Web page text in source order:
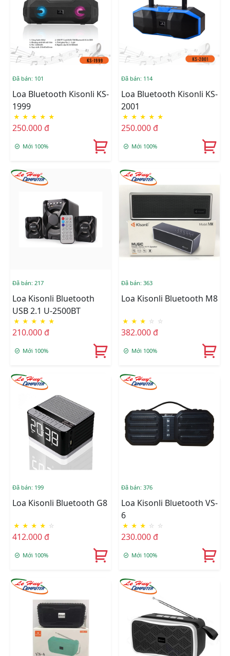
Đã bán: 101
Loa Bluetooth Kisonli KS-
1999
★ ★ ★ ★ ★
250.000 đ
Mới 100%
Đã bán: 114
Loa Bluetooth Kisonli KS-
2001
★ ★ ★ ★ ★
250.000 đ
Mới 100%
Đã bán: 217
Loa Kisonli Bluetooth
USB 2.1 U-2500BT
★ ★ ★ ★ ★
210.000 đ
Mới 100%
Đã bán: 363
Loa Kisonli Bluetooth M8
★ ★ ★ ☆ ☆
382.000 đ
Mới 100%
Đã bán: 199
Loa Kisonli Bluetooth G8
★ ★ ★ ★ ☆
412.000 đ
Mới 100%
Đã bán: 376
Loa Kisonli Bluetooth VS-
6
★ ★ ★ ☆ ☆
230.000 đ
Mới 100%